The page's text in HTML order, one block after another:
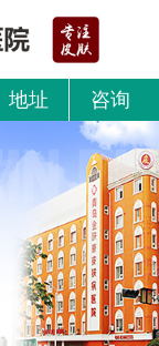
地址 咨询